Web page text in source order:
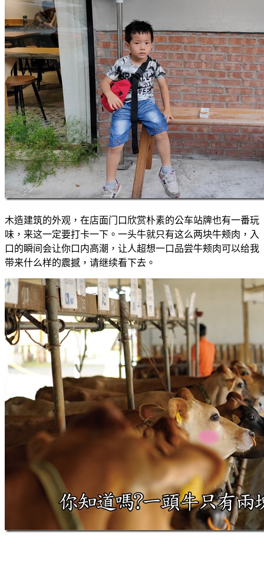
木造建筑的外观，在店面门口欣赏朴素的公车站牌也有一番玩
味，来这一定要打卡一下。一头牛就只有这么两块牛颊肉，入
口的瞬间会让你口内高潮，让人超想一口品尝牛颊肉可以给我
带来什么样的震撼，请继续看下去。